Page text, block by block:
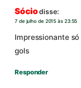
Sócio disse:
7 de julho de 2015 às 23:55
Impressionante
gols
Responder